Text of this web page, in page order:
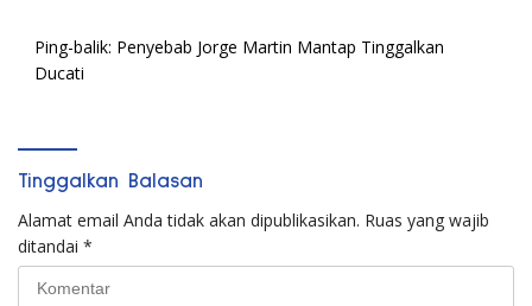
Ping-balik: Penyebab Jorge Martin Mantap Tinggalkan
Ducati
Tinggalkan Balasan
Alamat email Anda tidak akan dipublikasikan. Ruas yang wajib
ditandai *